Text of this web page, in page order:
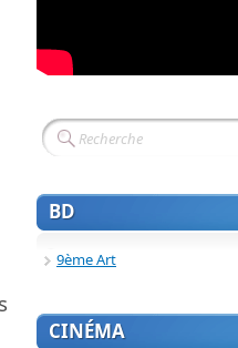
BD
9ème Art
CINÉMA